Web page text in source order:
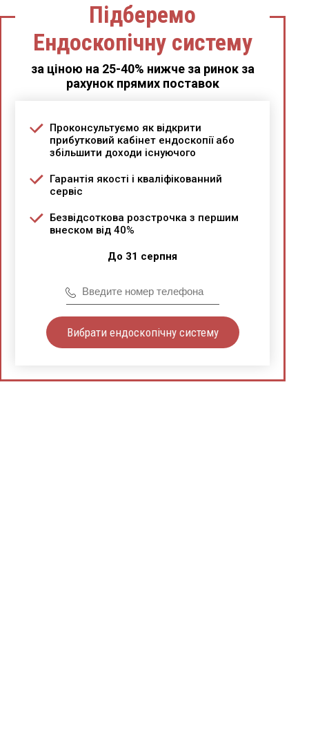
Підберемо
Ендоскопічну систему
за ціною на 25-40% нижче за ринок за
рахунок прямих поставок
Проконсультуємо як відкрити
прибутковий кабінет ендоскопії або
збільшити доходи існуючого
Гарантія якості і кваліфікованний
сервіс
Безвідсоткова розстрочка з першим
внеском від 40%
До 31 серпня
Вибрати ендоскопічну систему